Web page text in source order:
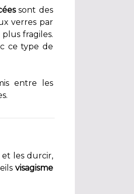
sont des
verres par
fragiles.
ce type de
entre les
les durcir,
visagisme